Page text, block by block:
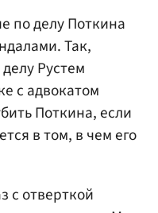
по делу Поткина
Так,
Рустем
с адвокатом
Поткина, если
в том, в чем его
с отверткой